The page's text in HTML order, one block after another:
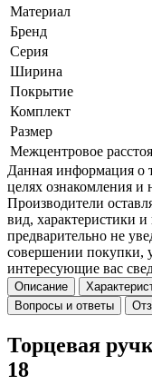
Материал
Бренд
Серия
Ширина
Покрытие
Комплект
Размер
Межцентровое
Данная информация о
целях ознакомления и
Производители
вид, характеристики
предварительно не
совершении покупки,
интересующие вас
Описание
Вопросы и ответы
Торцевая
18